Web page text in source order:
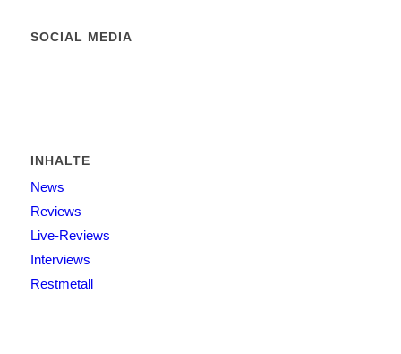
SOCIAL MEDIA
INHALTE
News
Reviews
Live-Reviews
Interviews
Restmetall